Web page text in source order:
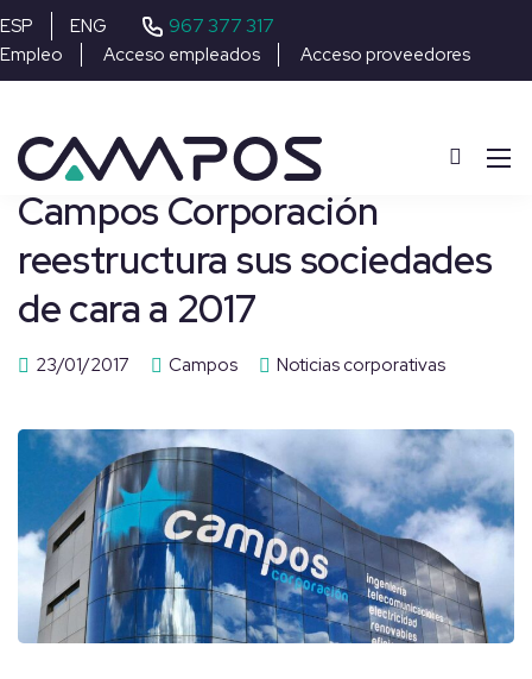
ESP ENG 967 377 317
Empleo Acceso empleados Acceso proveedores
Campos Corporación
reestructura sus sociedades
de cara a 2017
23/01/2017 Campos Noticias corporativas